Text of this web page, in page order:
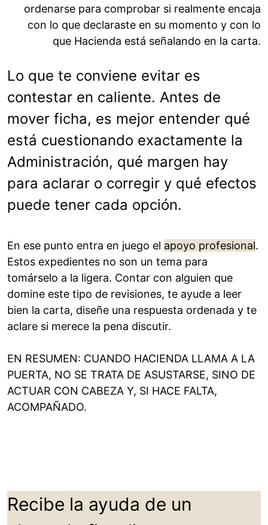
ordenarse para comprobar si realmente encaja
con lo que declaraste en su momento y con lo
que Hacienda está señalando en la carta.
Lo que te conviene evitar es
contestar en caliente. Antes de
mover ficha, es mejor entender qué
está cuestionando exactamente la
Administración, qué margen hay
para aclarar o corregir y qué efectos
puede tener cada opción.
En ese punto entra en juego el apoyo profesional.
Estos expedientes no son un tema para
tomárselo a la ligera. Contar con alguien que
domine este tipo de revisiones, te ayude a leer
bien la carta, diseñe una respuesta ordenada y te
aclare si merece la pena discutir.
EN RESUMEN: CUANDO HACIENDA LLAMA A LA
PUERTA, NO SE TRATA DE ASUSTARSE, SINO DE
ACTUAR CON CABEZA Y, SI HACE FALTA,
ACOMPAÑADO.
Recibe la ayuda de un